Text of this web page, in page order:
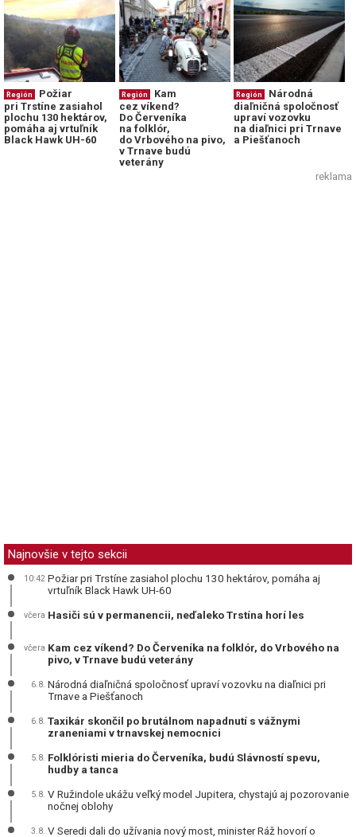
Región
Požiar
pri Trstíne zasiahol
plochu 130 hektárov,
pomáha aj vrtuľník
Black Hawk UH-60
Región
Kam
cez víkend?
Do Červeníka
na folklór,
do Vrbového na pivo,
v Trnave budú
veterány
Región
Národná
diaľničná spoločnosť
upraví vozovku
na diaľnici pri Trnave
a Piešťanoch
reklama
Najnovšie v tejto sekcii
10:42 Požiar pri Trstíne zasiahol plochu 130 hektárov, pomáha aj
vrtuľník Black Hawk UH-60
včera Hasiči sú v permanencii, neďaleko Trstína horí les
včera Kam cez víkend? Do Červeníka na folklór, do Vrbového na
pivo, v Trnave budú veterány
6.8. Národná diaľničná spoločnosť upraví vozovku na diaľnici pri
Trnave a Piešťanoch
6.8. Taxikár skončil po brutálnom napadnutí s vážnymi
zraneniami v trnavskej nemocnici
5.8. Folklóristi mieria do Červeníka, budú Slávností spevu,
hudby a tanca
5.8. V Ružindole ukážu veľký model Jupitera, chystajú aj pozorovanie
nočnej oblohy
3.8. V Seredi dali do užívania nový most, minister Ráž hovorí o